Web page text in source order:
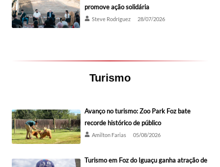
promove ação solidária
Steve Rodríguez 28/07/2026
Turismo
Avanço no turismo: Zoo Park Foz bate
recorde histórico de público
Amilton Farias 05/08/2026
Turismo em Foz do Iguaçu ganha atração de